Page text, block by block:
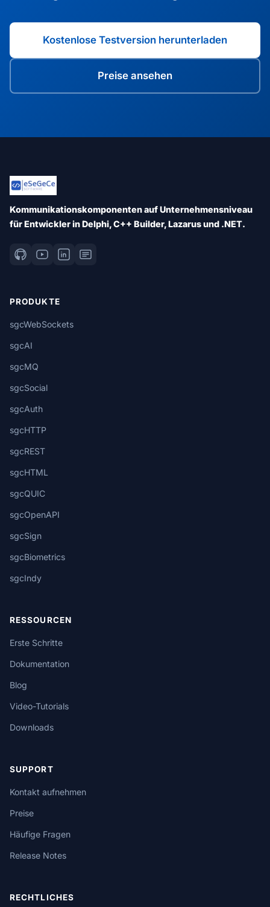
Kostenlose Testversion herunterladen
Preise ansehen
Kommunikationskomponenten auf Unternehmensniveau
für Entwickler in Delphi, C++ Builder, Lazarus und .NET.
PRODUKTE
sgcWebSockets
sgcAI
sgcMQ
sgcSocial
sgcAuth
sgcHTTP
sgcREST
sgcHTML
sgcQUIC
sgcOpenAPI
sgcSign
sgcBiometrics
sgcIndy
RESSOURCEN
Erste Schritte
Dokumentation
Blog
Video-Tutorials
Downloads
SUPPORT
Kontakt aufnehmen
Preise
Häufige Fragen
Release Notes
RECHTLICHES